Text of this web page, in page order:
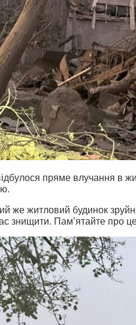
пряме влучання в
же житловий будинок
знищити. Памʼятайте про